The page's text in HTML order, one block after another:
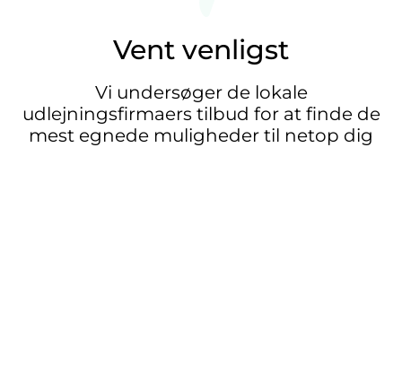
Vent venligst
Vi undersøger de lokale
udlejningsfirmaers tilbud for at finde de
mest egnede muligheder til netop dig